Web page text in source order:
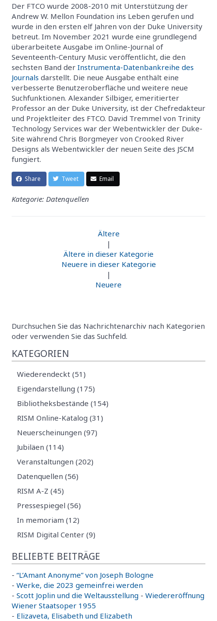
Der FTCO wurde 2008-2010 mit Unterstützung der
Andrew W. Mellon Foundation ins Leben gerufen und
wurde in den ersten elf Jahren von der Duke University
betreut. Im November 2021 wurde eine grundlegend
überarbeitete Ausgabe im Online-Journal of
Seventeenth-Century Music veröffentlicht, die den
sechsten Band der Instrumenta-Datenbankreihe des
Journals darstellt. Die neue Ausgabe enthält eine
verbesserte Benutzeroberfläche und weitere neue
Suchfunktionen. Alexander Silbiger, emeritierter
Professor an der Duke University, ist der Chefredakteur
und Projektleiter des FTCO. David Tremmel von Trinity
Technology Services war der Webentwickler der Duke-
Site während Chris Borgmeyer von Crooked River
Designs als Webentwickler der neuen Seite des JSCM
fungiert.
Share Tweet Email
Kategorie: Datenquellen
Ältere
|
Ältere in dieser Kategorie
Neuere in dieser Kategorie
|
Neuere
Durchsuchen Sie das Nachrichtenarchiv nach Kategorien
oder verwenden Sie das Suchfeld.
KATEGORIEN
Wiederendeckt (51)
Eigendarstellung (175)
Bibliotheksbestände (154)
RISM Online-Katalog (31)
Neuerscheinungen (97)
Jubiläen (114)
Veranstaltungen (202)
Datenquellen (56)
RISM A-Z (45)
Pressespiegel (56)
In memoriam (12)
RISM Digital Center (9)
BELIEBTE BEITRÄGE
- “L’Amant Anonyme” von Joseph Bologne
- Werke, die 2023 gemeinfrei werden
- Scott Joplin und die Weltausstellung - Wiedereröffnung
Wiener Staatsoper 1955
- Elizaveta, Elisabeth und Elizabeth